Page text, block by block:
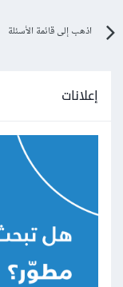
اذهب إلى قائمة الأسئلة
إعلانات